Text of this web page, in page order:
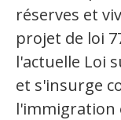
réserves et
projet de loi
l'actuelle Loi
et s'insurge
l'immigration